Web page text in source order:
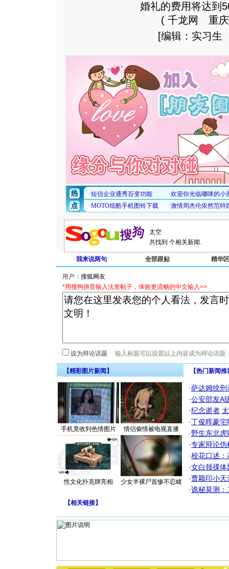
婚礼的费用将达到
( 千龙网 重
[编辑：实习
共找到 个相关新闻.
我来说两句 全部跟贴 精华区
用户：
*用搜狗拼音输入法发帖子，体验更流畅的中文输入>>
设为辩论话题
【精彩图片新闻】
手机竟收到色情图片 情侣偷情被电视直播
性文化扑克牌亮相 少女半裸尸首惨不忍睹
【热门新闻
·萨达姆绞刑
·公安部发A
·纪念逝者
·丁俊晖豪
·野生东北
·专家辩论伪
·校花口述：
·女白领祼体
·曹颖印小天
·诡秘莫测：
【相关链接】
你太多，